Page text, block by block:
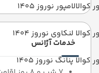
کوالالامپور نوروز 1405
کوالا لنکاوی نوروز 1404
کوالا پنانگ نوروز 1405
خدمات آژانس